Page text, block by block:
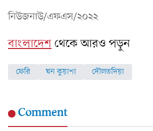
নিউজনাউ/এফএস/২০২২
বাংলাদেশথেকে আরও পড়ুন
ফেরি ঘন কুয়াশা দৌলতদিয়া
Comment